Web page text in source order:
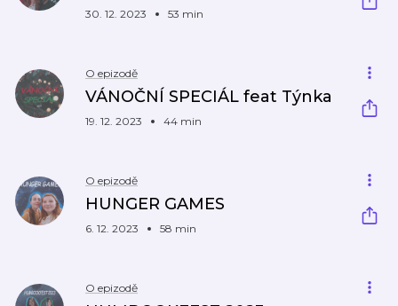
30. 12. 2023 53 min
O epizodě
VÁNOČNÍ SPECIÁL feat Týnka
19. 12. 2023 44 min
O epizodě
HUNGER GAMES
6. 12. 2023 58 min
O epizodě